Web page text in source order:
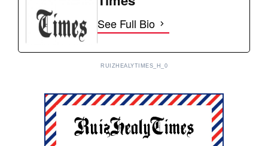
See Full Bio
RUIZHEALYTIMES_H_0